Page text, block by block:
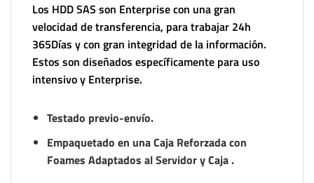
Los HDD SAS son Enterprise con una gran
velocidad de transferencia, para trabajar 24h
365Días y con gran integridad de la información.
Estos son diseñados específicamente para uso
intensivo y Enterprise.
Testado previo-envío.
Empaquetado en una Caja Reforzada con
Foames Adaptados al Servidor y Caja .